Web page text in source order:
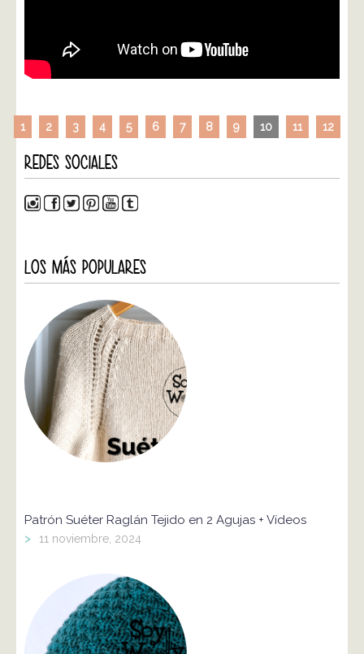
1 2 3 4 5 6 7 8 9 10 11 12
REDES SOCIALES
LOS MÁS POPULARES
Patrón Suéter Raglán Tejido en 2 Agujas + Vídeos
> 11 noviembre, 2024